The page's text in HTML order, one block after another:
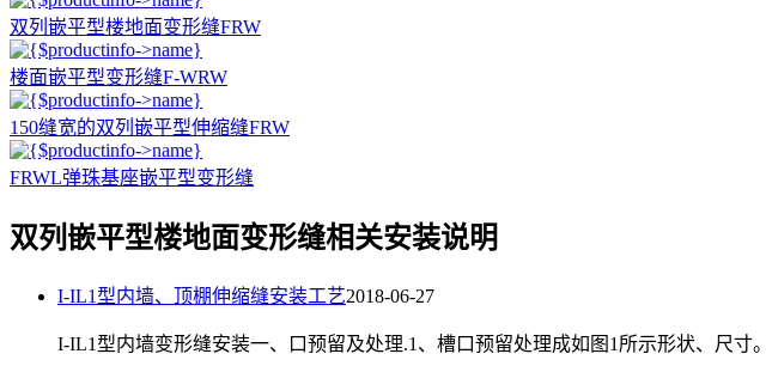
双列嵌平型楼地面变形缝FRW
楼面嵌平型变形缝F-WRW
150缝宽的双列嵌平型伸缩缝FRW
FRWL弹珠基座嵌平型变形缝
双列嵌平型楼地面变形缝相关安装说明
I-IL1型内墙、顶棚伸缩缝安装工艺2018-06-27
I-IL1型内墙变形缝安装一、口预留及处理.1、槽口预留处理成如图1所示形状、尺寸